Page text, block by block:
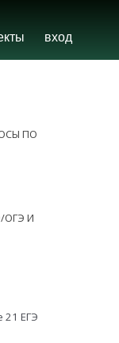
вход
ПО
ОГЭ И
21 ЕГЭ